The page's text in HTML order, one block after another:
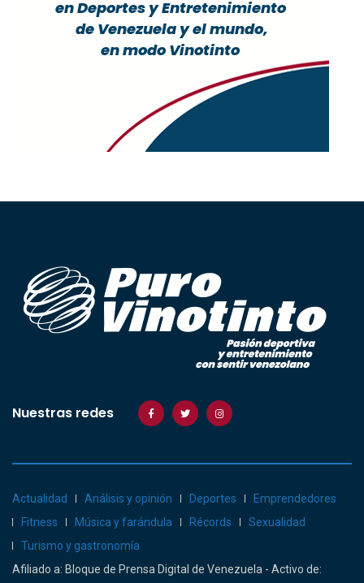
Nuestras redes
Actualidad Análisis y opinión Deportes
Emprendedores
Fitness
Música y farándula Récords
Sexualidad
Turismo y gastronomía
Afiliado a: Bloque de Prensa Digital de Venezuela - Activo de: